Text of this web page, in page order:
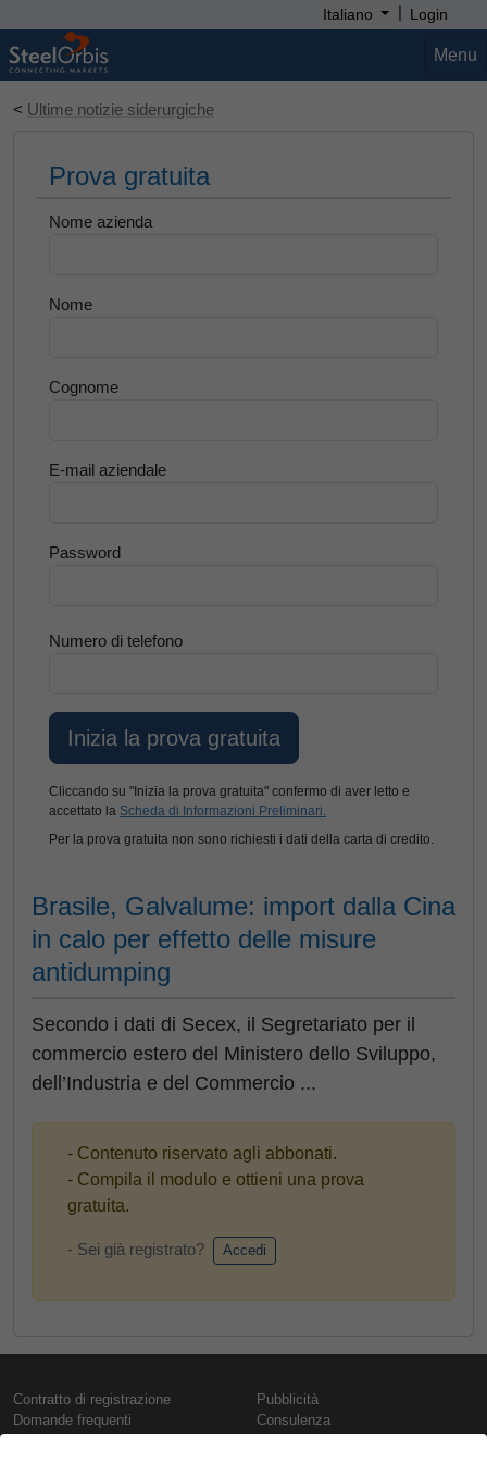
Italiano | Login
Menu
< Ultime notizie siderurgiche
Prova gratuita
Nome azienda
Nome
Cognome
E-mail aziendale
Password
Numero di telefono
Cliccando su "Inizia la prova gratuita" confermo di aver letto e
accettato la Scheda di Informazioni Preliminari.
Per la prova gratuita non sono richiesti i dati della carta di credito.
Brasile, Galvalume: import dalla Cina
in calo per effetto delle misure
antidumping
Secondo i dati di Secex, il Segretariato per il
commercio estero del Ministero dello Sviluppo,
dell’Industria e del Commercio ...
- Contenuto riservato agli abbonati.
- Compila il modulo e ottieni una prova
gratuita.
- Sei già registrato? Accedi
Contratto di registrazione
Domande frequenti
Pubblicità
Consulenza